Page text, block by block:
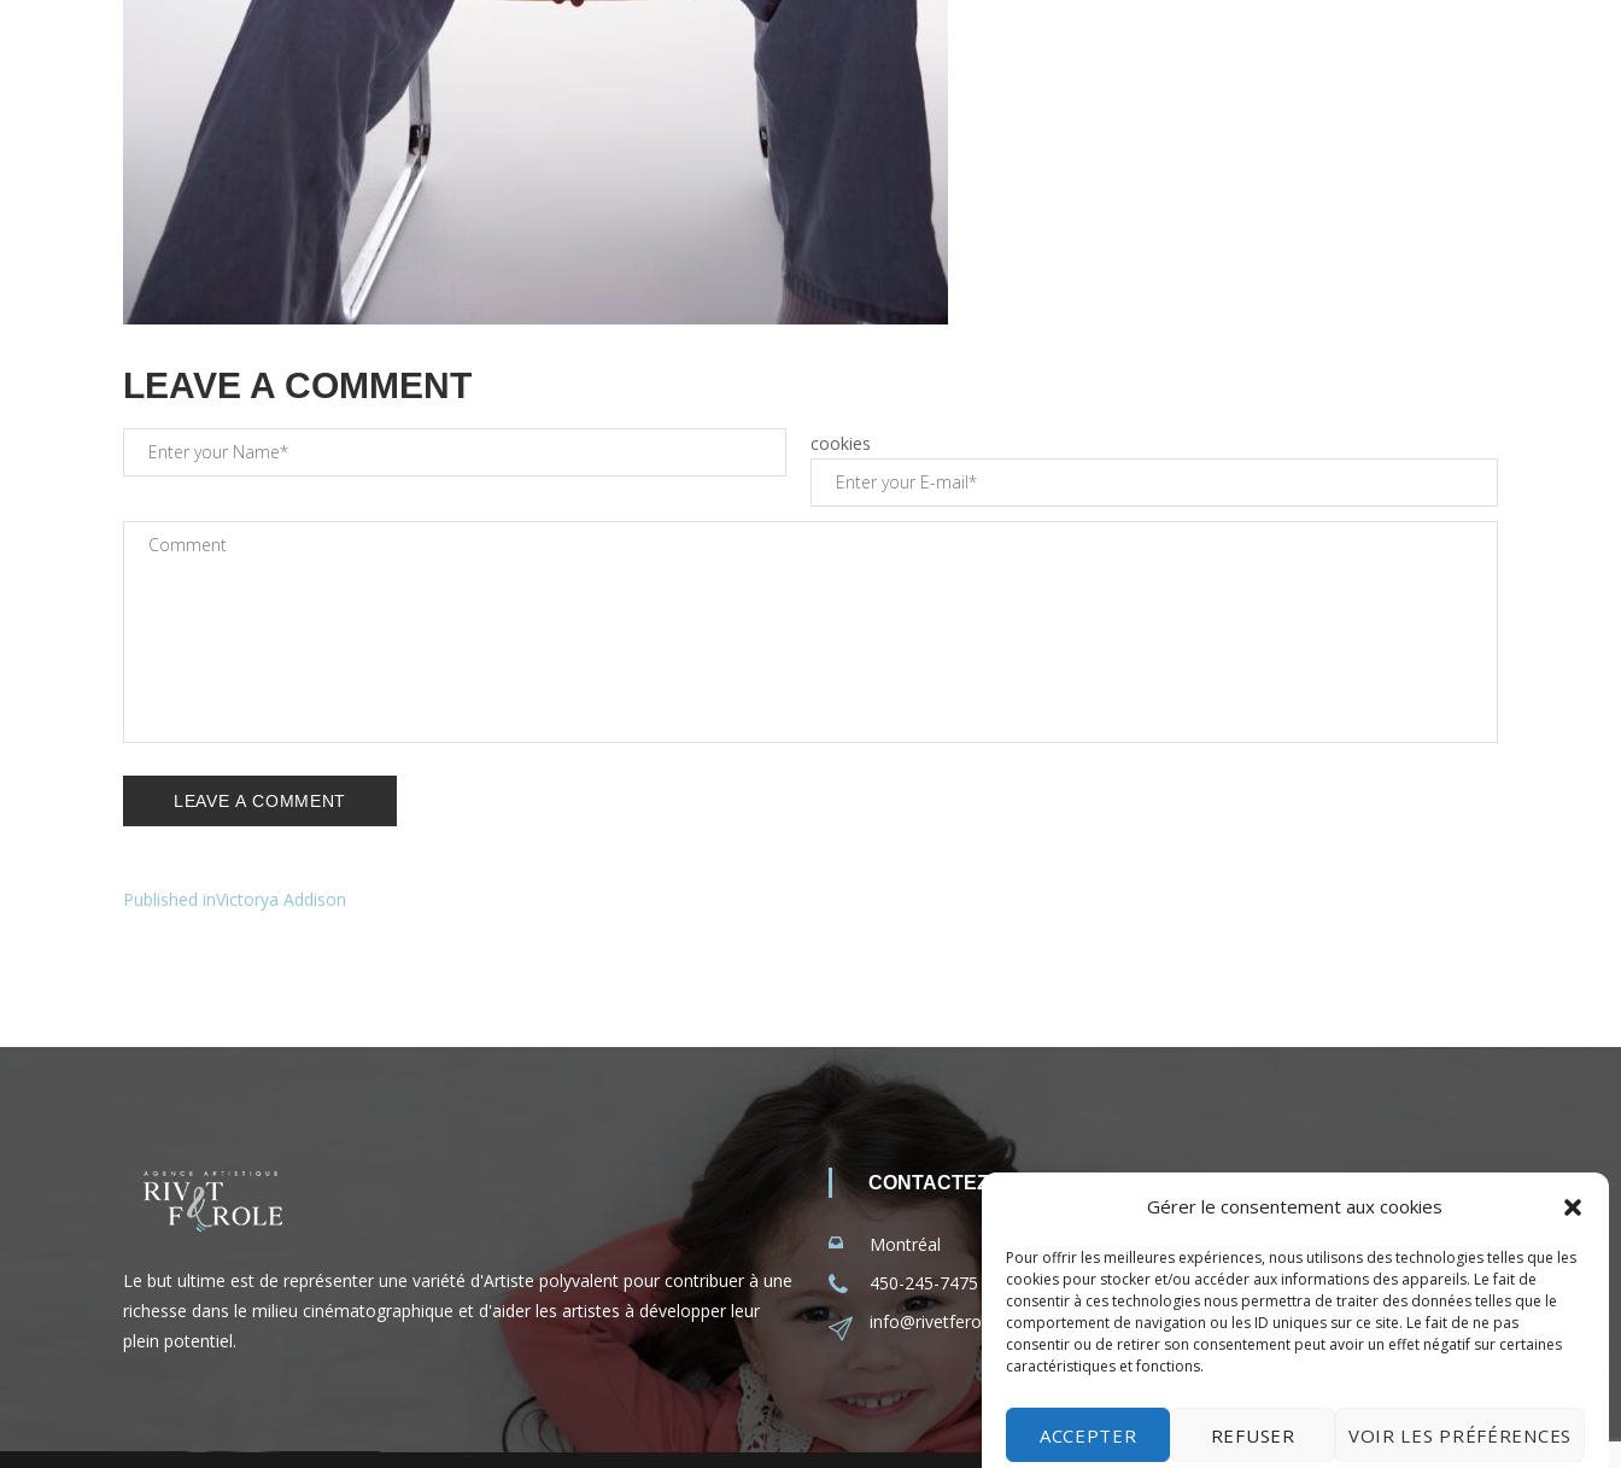
Gérer le consentement aux cookies
Pour offrir les meilleures expériences, nous utilisons des technologies telles que les
cookies pour stocker et/ou accéder aux informations des appareils. Le fait de
consentir à ces technologies nous permettra de traiter des données telles que le
comportement de navigation ou les ID uniques sur ce site. Le fait de ne pas
consentir ou de retirer son consentement peut avoir un effet négatif sur certaines
caractéristiques et fonctions.
ACCEPTER REFUSER VOIR LES PRÉFÉRENCES
LEAVE A COMMENT
cookies
Navigation
Published inVictorya Addison
Le but ultime est de représenter une variété d'Artiste polyvalent pour contribuer à une
richesse dans le milieu cinématographique et d'aider les artistes à développer leur
plein potentiel.
CONTACTEZ-NOUS
Montréal
450-245-7475 (sans frais de Montréal) ou 514-655-9191
info@rivetferole.com